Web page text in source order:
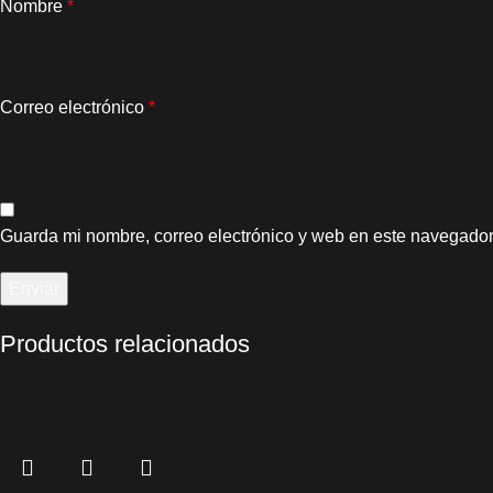
Nombre *
Correo electrónico *
Guarda mi nombre, correo electrónico y web en este
Productos relacionados